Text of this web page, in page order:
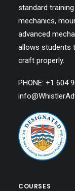
standard
mechanics,
advanced
allows students
craft properly.
PHONE: +1 604
COURSES